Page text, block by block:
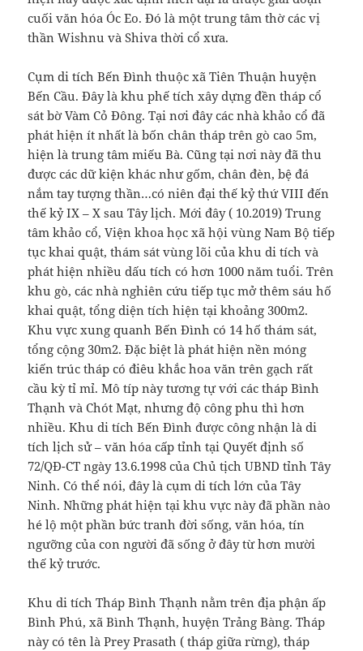
cuối văn hóa Óc Eo. Đó là một trung tâm thờ các vị
thần Wishnu và Shiva thời cổ xưa.
Cụm di tích Bến Đình thuộc xã Tiên Thuận huyện
Bến Cầu. Đây là khu phế tích xây dựng đền tháp cổ
sát bờ Vàm Cỏ Đông. Tại nơi đây các nhà khảo cổ đã
phát hiện ít nhất là bốn chân tháp trên gò cao 5m,
hiện là trung tâm miếu Bà. Cũng tại nơi này đã thu
được các dữ kiện khác như gốm, chân đèn, bệ đá
nắm tay tượng thần…có niên đại thế kỷ thứ VIII đến
thế kỷ IX – X sau Tây lịch. Mới đây ( 10.2019) Trung
tâm khảo cổ, Viện khoa học xã hội vùng Nam Bộ tiếp
tục khai quật, thám sát vùng lõi của khu di tích và
phát hiện nhiều dấu tích có hơn 1000 năm tuổi. Trên
khu gò, các nhà nghiên cứu tiếp tục mở thêm sáu hố
khai quật, tổng diện tích hiện tại khoảng 300m2.
Khu vực xung quanh Bến Đình có 14 hố thám sát,
tổng cộng 30m2. Đặc biệt là phát hiện nền móng
kiến trúc tháp có điêu khắc hoa văn trên gạch rất
cầu kỳ tỉ mỉ. Mô típ này tương tự với các tháp Bình
Thạnh và Chót Mạt, nhưng độ công phu thì hơn
nhiều. Khu di tích Bến Đình được công nhận là di
tích lịch sử – văn hóa cấp tỉnh tại Quyết định số
72/QĐ-CT ngày 13.6.1998 của Chủ tịch UBND tỉnh Tây
Ninh. Có thể nói, đây là cụm di tích lớn của Tây
Ninh. Những phát hiện tại khu vực này đã phần nào
hé lộ một phần bức tranh đời sống, văn hóa, tín
ngưỡng của con người đã sống ở đây từ hơn mười
thế kỷ trước.
Khu di tích Tháp Bình Thạnh nằm trên địa phận ấp
Bình Phú, xã Bình Thạnh, huyện Trảng Bàng. Tháp
này có tên là Prey Prasath ( tháp giữa rừng), tháp